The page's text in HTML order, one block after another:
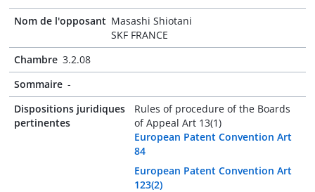
Nom de l'opposant Masashi Shiotani
SKF FRANCE
Chambre 3.2.08
Sommaire -
Dispositions juridiques
pertinentes
Rules of procedure of the Boards
of Appeal Art 13(1)
European Patent Convention Art
84
European Patent Convention Art
123(2)